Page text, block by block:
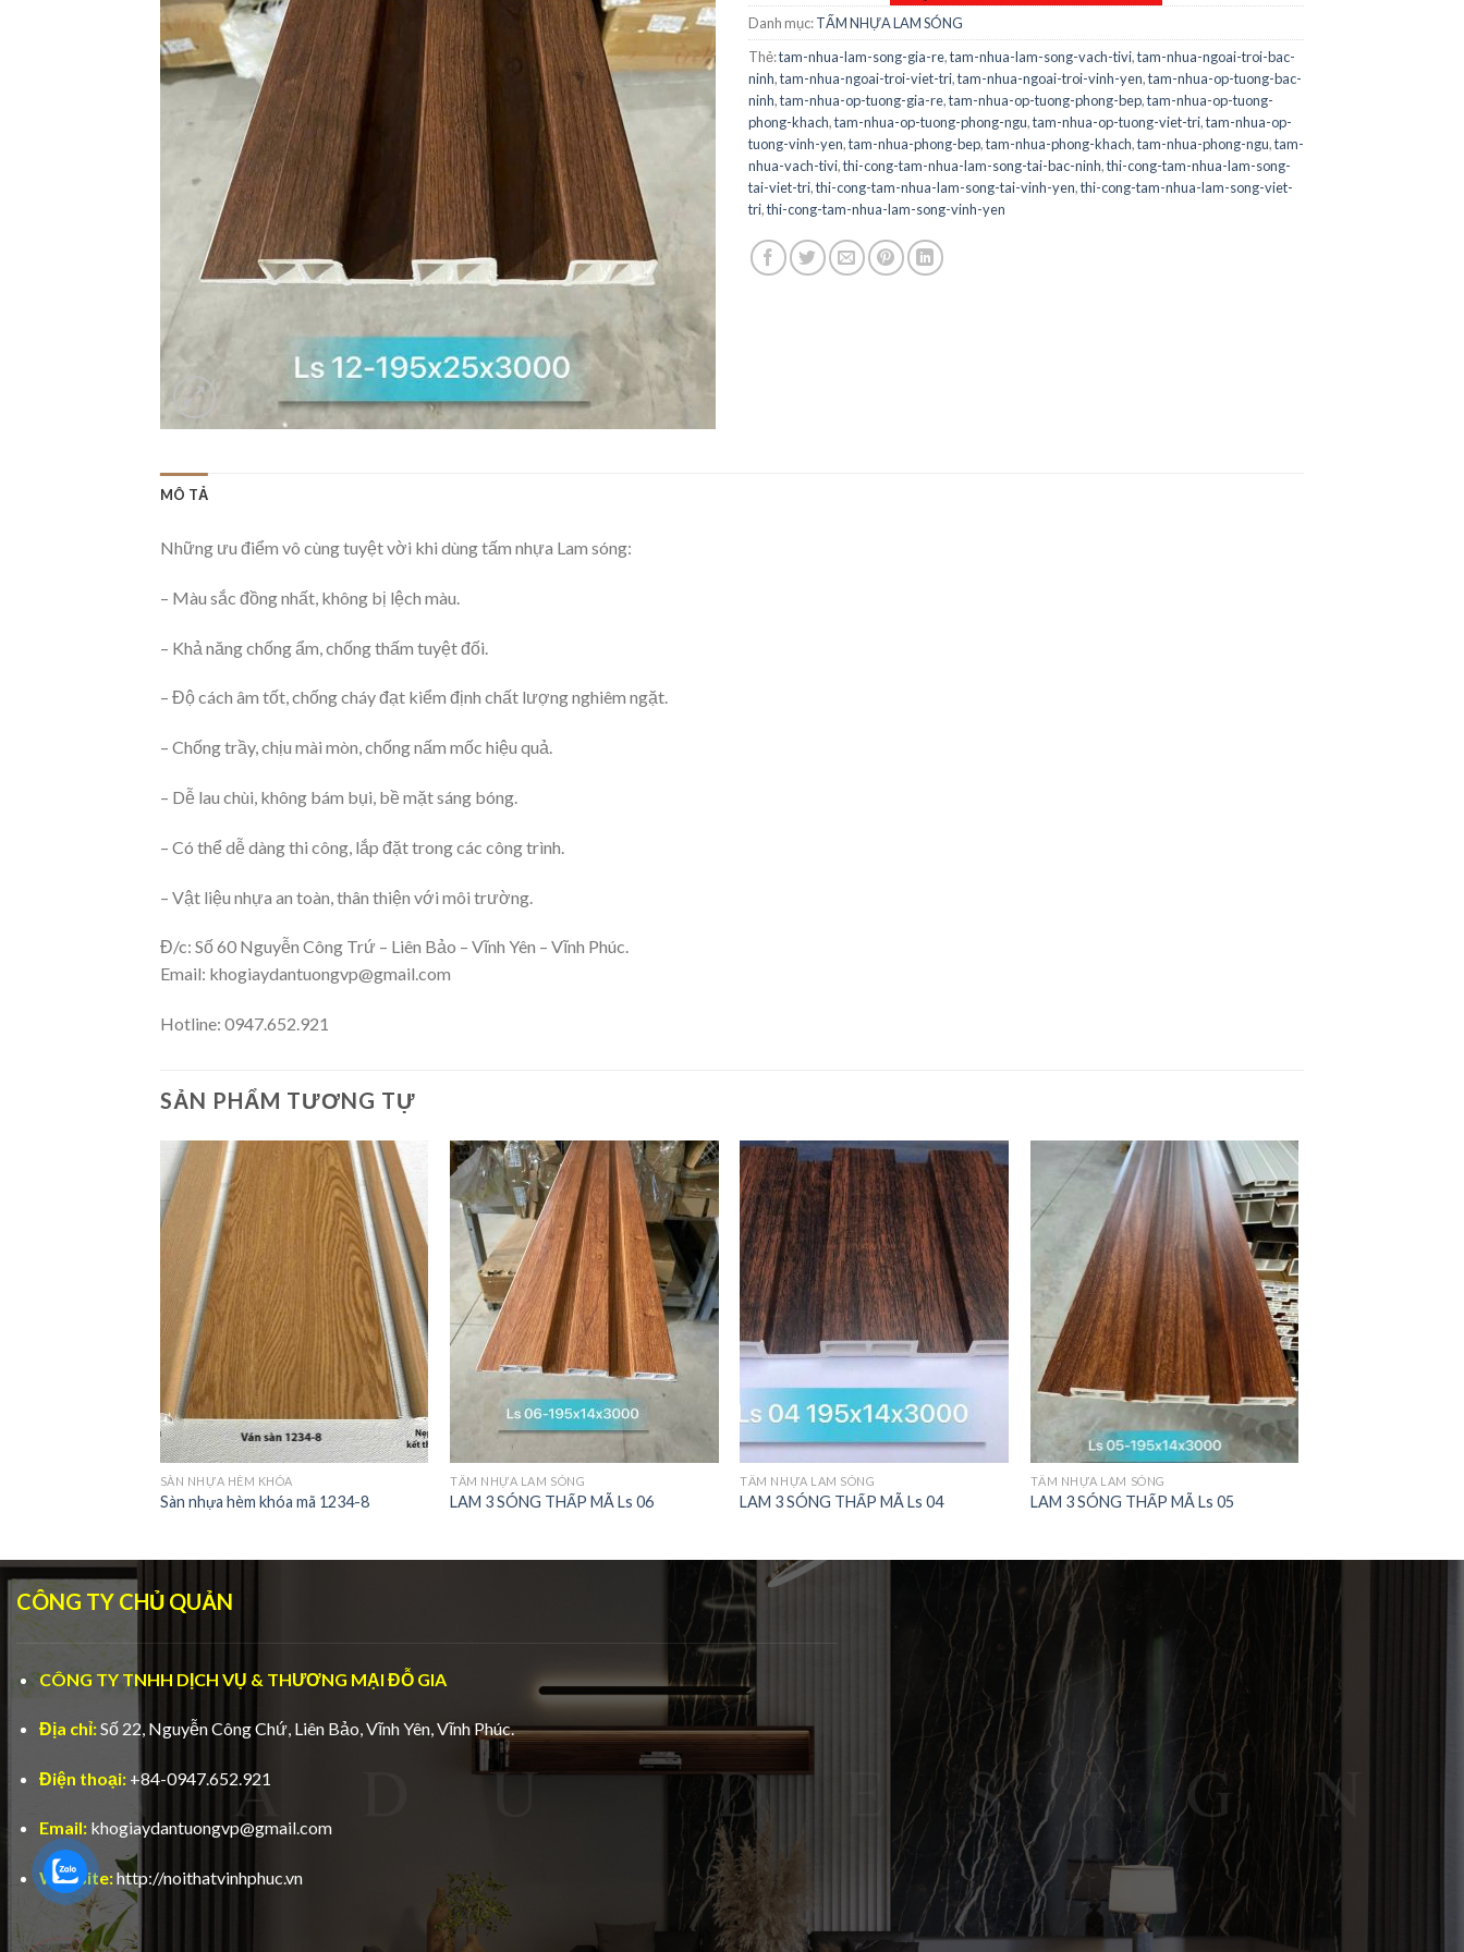
Danh mục:TẤM NHỰA LAM SÓNG
Thẻ:tam-nhua-lam-song-gia-re,tam-nhua-lam-song-vach-tivi,tam-nhua-ngoai-troi-bac-
ninh,tam-nhua-ngoai-troi-viet-tri,tam-nhua-ngoai-troi-vinh-yen,tam-nhua-op-tuong-bac-
ninh,tam-nhua-op-tuong-gia-re,tam-nhua-op-tuong-phong-bep,tam-nhua-op-tuong-
phong-khach,tam-nhua-op-tuong-phong-ngu,tam-nhua-op-tuong-viet-tri,tam-nhua-op-
tuong-vinh-yen,tam-nhua-phong-bep,tam-nhua-phong-khach,tam-nhua-phong-ngu,tam-
nhua-vach-tivi,thi-cong-tam-nhua-lam-song-tai-bac-ninh,thi-cong-tam-nhua-lam-song-
tai-viet-tri,thi-cong-tam-nhua-lam-song-tai-vinh-yen,thi-cong-tam-nhua-lam-song-viet-
tri,thi-cong-tam-nhua-lam-song-vinh-yen
MÔ TẢ
Những ưu điểm vô cùng tuyệt vời khi dùng tấm nhựa Lam sóng:
– Màu sắc đồng nhất, không bị lệch màu.
– Khả năng chống ẩm, chống thấm tuyệt đối.
– Độ cách âm tốt, chống cháy đạt kiểm định chất lượng nghiêm ngặt.
– Chống trầy, chịu mài mòn, chống nấm mốc hiệu quả.
– Dễ lau chùi, không bám bụi, bề mặt sáng bóng.
– Có thể dễ dàng thi công, lắp đặt trong các công trình.
– Vật liệu nhựa an toàn, thân thiện với môi trường.
Đ/c: Số 60 Nguyễn Công Trứ – Liên Bảo – Vĩnh Yên – Vĩnh Phúc.
Email: khogiaydantuongvp@gmail.com
Hotline: 0947.652.921
SẢN PHẨM TƯƠNG TỰ
THÍCH
SẢN
PHẨM
NÀY
SÀN NHỰA HÈM KHÓA
Sàn nhựa hèm khóa mã 1234-8
THÍCH
SẢN
PHẨM
NÀY
TẤM NHỰA LAM SÓNG
LAM 3 SÓNG THẤP MÃ Ls 06
THÍCH
SẢN
PHẨM
NÀY
TẤM NHỰA LAM SÓNG
LAM 3 SÓNG THẤP MÃ Ls 04
THÍCH
SẢN
PHẨM
NÀY
TẤM NHỰA LAM SÓNG
LAM 3 SÓNG THẤP MÃ Ls 05
CÔNG TY CHỦ QUẢN
CÔNG TY TNHH DỊCH VỤ & THƯƠNG MẠI ĐỖ GIA
Địa chỉ:Số 22, Nguyễn Công Chứ, Liên Bảo, Vĩnh Yên, Vĩnh Phúc.
Điện thoại: +84-0947.652.921
Email: khogiaydantuongvp@gmail.com
Website:http://noithatvinhphuc.vn